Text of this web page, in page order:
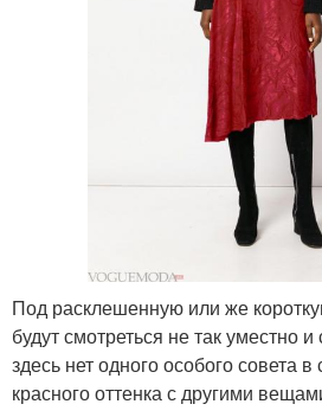
Под расклешенную или же
будут смотреться не так уместно
здесь нет одного особого совета
красного оттенка с другими